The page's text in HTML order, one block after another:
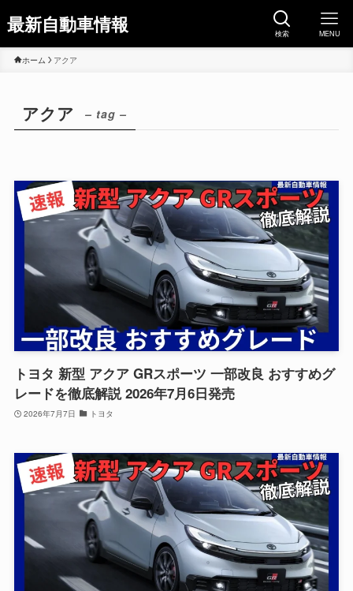
最新自動車情報 検索 MENU
ホーム アクア
アクア – tag –
トヨタ 新型 アクア GRスポーツ 一部改良 おすすめグ
レードを徹底解説 2026年7月6日発売
2026年7月7日 トヨタ